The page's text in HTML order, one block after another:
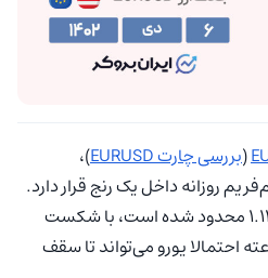
(بررسی چارت EURUSD
)،
روزانه داخل یک رنج قرار دارد.
قیمت بین دو سطح ۱.۰۵ و ۱.۱۲۵ محدود شده است، با شکست
۱.۱ در تایم‌فریم ۴ ساعته احتمالا یورو می‌تواند تا سقف